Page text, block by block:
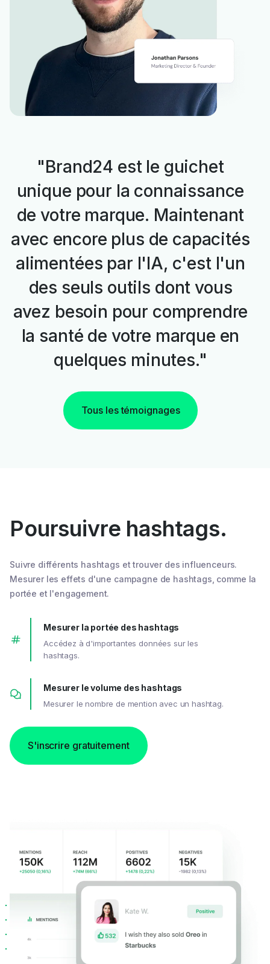
"Brand24 est le guichet
unique pour la connaissance
de votre marque. Maintenant
avec encore plus de capacités
alimentées par l'IA, c'est l'un
des seuls outils dont vous
avez besoin pour comprendre
la santé de votre marque en
quelques minutes."
Tous les témoignages
Poursuivre hashtags.
Suivre différents hashtags et trouver des influenceurs.
Mesurer les effets d'une campagne de hashtags, comme la
portée et l'engagement.
Mesurer la portée des hashtags
Accédez à d'importantes données sur les
hashtags.
Mesurer le volume des hashtags
Mesurer le nombre de mention avec un hashtag.
S'inscrire gratuitement